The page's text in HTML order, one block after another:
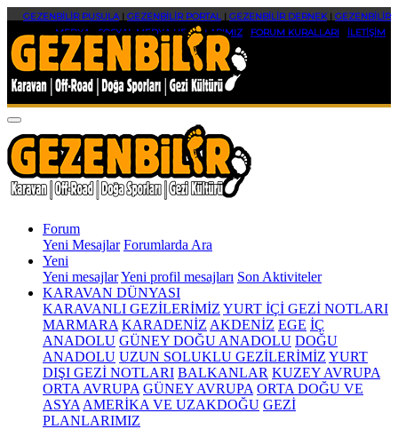
GEZENBİLİR PUSULA| GEZENBİLİR PORTAL| GEZENBİLİR DERNEK| GEZENBİLİR
MEDYA|SOSYAL MEDYA HESAPLARIMIZ FORUM KURALLARI İLETİŞİM
Forum
Yeni Mesajlar Forumlarda Ara
Yeni
Yeni mesajlarYeni profil mesajları Son Aktiviteler
KARAVAN DÜNYASI
KARAVANLI GEZİLERİMİZ YURT İÇİ GEZİ NOTLARI
MARMARA KARADENİZ AKDENİZ EGE İÇ
ANADOLU GÜNEY DOĞU ANADOLU DOĞU
ANADOLU UZUN SOLUKLU GEZİLERİMİZ YURT
DIŞI GEZİ NOTLARI BALKANLAR KUZEY AVRUPA
ORTA AVRUPA GÜNEY AVRUPA ORTA DOĞU VE
ASYA AMERİKA VE UZAKDOĞU GEZİ
PLANLARIMIZ